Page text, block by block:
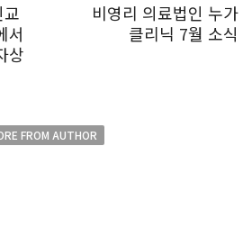
서
상
비영리 의료법인 누가
클리닉 7월 소식
FROM AUTHOR